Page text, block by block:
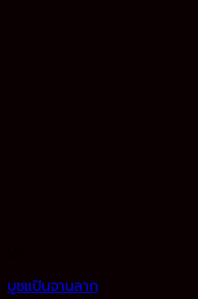
บูชแป้นจานลาก